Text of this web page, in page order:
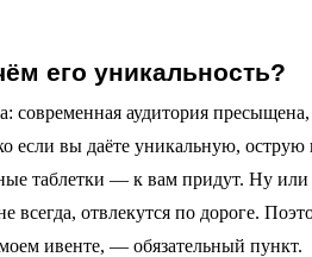
его уникальность?
современная аудитория пресыщена,
если вы даёте уникальную,
таблетки — к вам придут. Ну или
отвлекутся по дороге.
ивенте, — обязательный пункт.